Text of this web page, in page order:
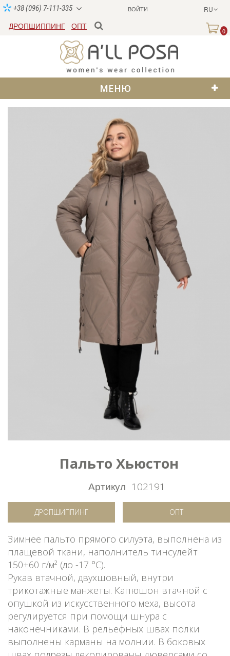
ВОЙТИ RU
+38 (096) 7-111-335
ДРОПШИППИНГ ОПТ
0
МЕНЮ
Пальто Хьюстон
Артикул 102191
ДРОПШИППИНГ ОПТ
Зимнее пальто прямого силуэта, выполнена из
плащевой ткани, наполнитель тинсулейт
150+60 г/м² (до -17 °C).
Рукав втачной, двухшовный, внутри
трикотажные манжеты. Капюшон втачной с
опушкой из искусственного меха, высота
регулируется при помощи шнура с
наконечниками. В рельефных швах полки
выполнены карманы на молнии. В боковых